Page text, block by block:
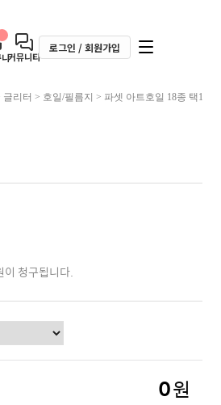
커뮤니티
로그인 / 회원가입
글리터 > 호일/필름지 > 파셋 아트호일 18종 택1
청구됩니다.
0원